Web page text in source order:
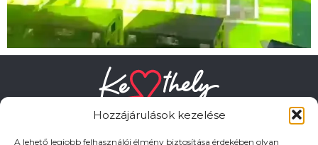
Hozzájárulások kezelése
A lehető legjobb felhasználói élmény biztosítása érdekében olyan